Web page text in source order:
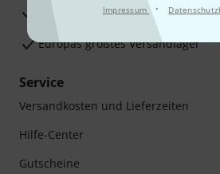
Impressum ·
Zufriedenheitsgarantie
Europas größtes Versandlager
Service
Versandkosten und Lieferzeiten
Hilfe-Center
Gutscheine